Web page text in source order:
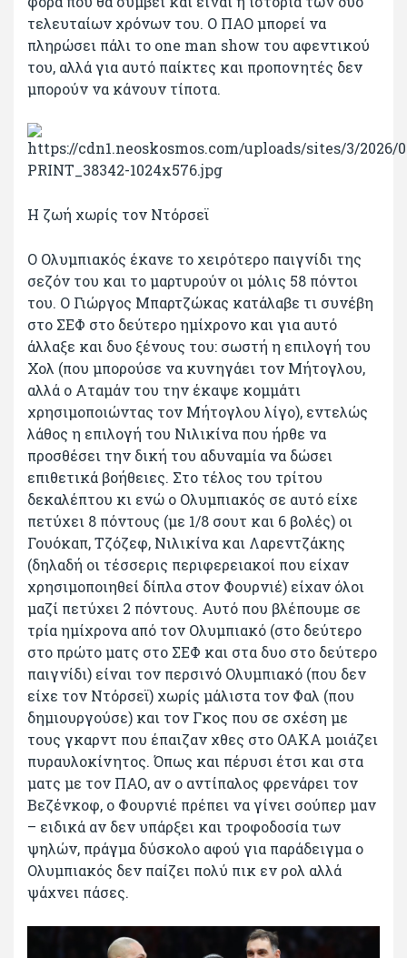
τελευταίων χρόνων του. Ο ΠΑΟ μπορεί να
πληρώσει πάλι το one man show του αφεντικού
του, αλλά για αυτό παίκτες και προπονητές δεν
μπορούν να κάνουν τίποτα.
Η ζωή χωρίς τον Ντόρσεϊ
Ο Ολυμπιακός έκανε το χειρότερο παιγνίδι της
σεζόν του και το μαρτυρούν οι μόλις 58 πόντοι
του. Ο Γιώργος Μπαρτζώκας κατάλαβε τι συνέβη
στο ΣΕΦ στο δεύτερο ημίχρονο και για αυτό
άλλαξε και δυο ξένους του: σωστή η επιλογή του
Χολ (που μπορούσε να κυνηγάει τον Μήτογλου,
αλλά ο Αταμάν του την έκαψε κομμάτι
χρησιμοποιώντας τον Μήτογλου λίγο), εντελώς
λάθος η επιλογή του Νιλικίνα που ήρθε να
προσθέσει την δική του αδυναμία να δώσει
επιθετικά βοήθειες. Στο τέλος του τρίτου
δεκαλέπτου κι ενώ ο Ολυμπιακός σε αυτό είχε
πετύχει 8 πόντους (με 1/8 σουτ και 6 βολές) οι
Γουόκαπ, Τζόζεφ, Νιλικίνα και Λαρεντζάκης
(δηλαδή οι τέσσερις περιφερειακοί που είχαν
χρησιμοποιηθεί δίπλα στον Φουρνιέ) είχαν όλοι
μαζί πετύχει 2 πόντους. Αυτό που βλέπουμε σε
τρία ημίχρονα από τον Ολυμπιακό (στο δεύτερο
στο πρώτο ματς στο ΣΕΦ και στα δυο στο δεύτερο
παιγνίδι) είναι τον περσινό Ολυμπιακό (που δεν
είχε τον Ντόρσεϊ) χωρίς μάλιστα τον Φαλ (που
δημιουργούσε) και τον Γκος που σε σχέση με
τους γκαρντ που έπαιζαν χθες στο ΟΑΚΑ μοιάζει
πυραυλοκίνητος. Όπως και πέρυσι έτσι και στα
ματς με τον ΠΑΟ, αν ο αντίπαλος φρενάρει τον
Βεζένκοφ, ο Φουρνιέ πρέπει να γίνει σούπερ μαν
– ειδικά αν δεν υπάρξει και τροφοδοσία των
ψηλών, πράγμα δύσκολο αφού για παράδειγμα ο
Ολυμπιακός δεν παίζει πολύ πικ εν ρολ αλλά
ψάχνει πάσες.